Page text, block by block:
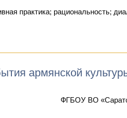
практика; рациональность;
армянской
ФГБОУ ВО